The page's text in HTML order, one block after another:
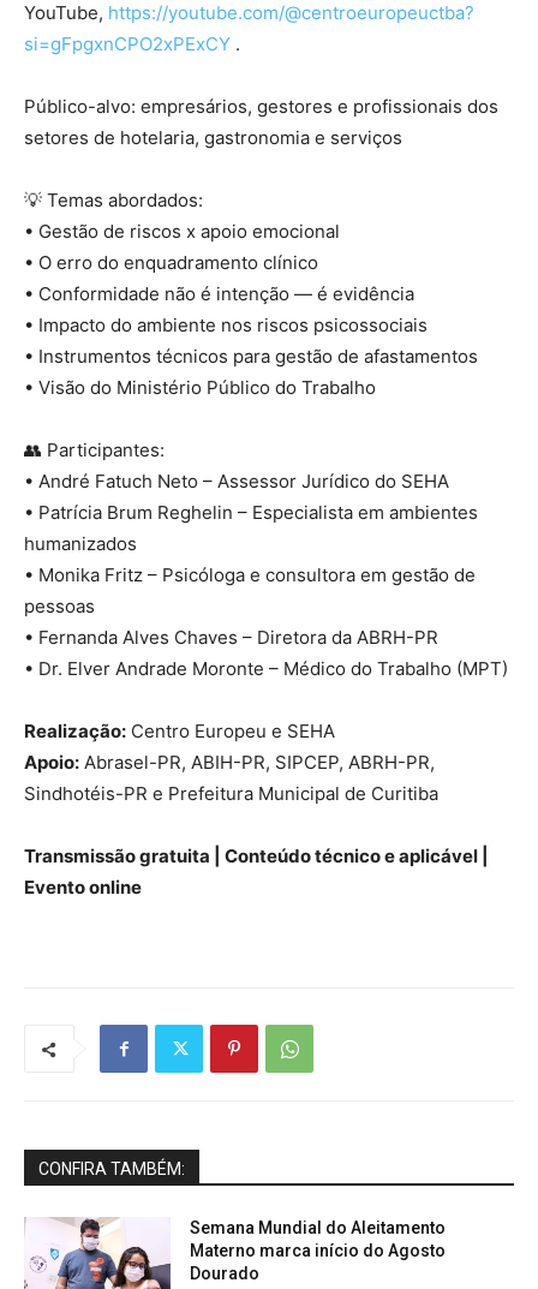
YouTube, https://youtube.com/@centroeuropeuctba?
si=gFpgxnCPO2xPExCY .
Público-alvo: empresários, gestores e profissionais dos
setores de hotelaria, gastronomia e serviços
💡 Temas abordados:
• Gestão de riscos x apoio emocional
• O erro do enquadramento clínico
• Conformidade não é intenção — é evidência
• Impacto do ambiente nos riscos psicossociais
• Instrumentos técnicos para gestão de afastamentos
• Visão do Ministério Público do Trabalho
👥 Participantes:
• André Fatuch Neto – Assessor Jurídico do SEHA
• Patrícia Brum Reghelin – Especialista em ambientes
humanizados
• Monika Fritz – Psicóloga e consultora em gestão de
pessoas
• Fernanda Alves Chaves – Diretora da ABRH-PR
• Dr. Elver Andrade Moronte – Médico do Trabalho (MPT)
Realização: Centro Europeu e SEHA
Apoio: Abrasel-PR, ABIH-PR, SIPCEP, ABRH-PR,
Sindhotéis-PR e Prefeitura Municipal de Curitiba
Transmissão gratuita | Conteúdo técnico e aplicável |
Evento online
CONFIRA TAMBÉM:
Semana Mundial do Aleitamento
Materno marca início do Agosto
Dourado